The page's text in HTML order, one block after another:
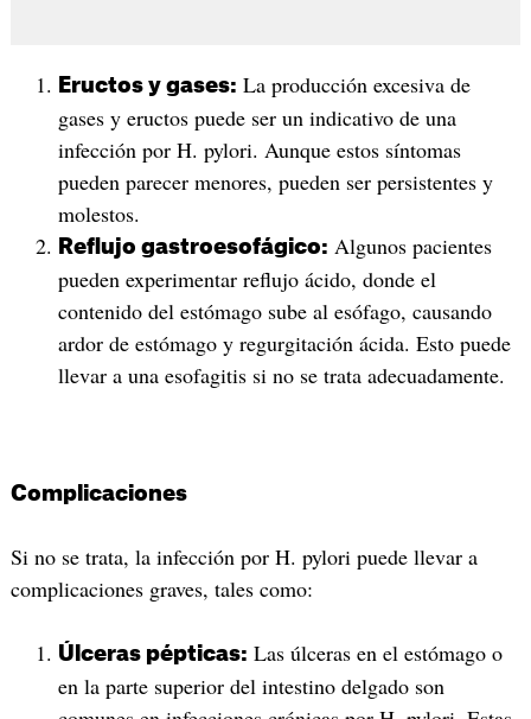
Eructos y gases: La producción excesiva de
gases y eructos puede ser un indicativo de una
infección por H. pylori. Aunque estos síntomas
pueden parecer menores, pueden ser persistentes y
molestos.
Reflujo gastroesofágico: Algunos pacientes
pueden experimentar reflujo ácido, donde el
contenido del estómago sube al esófago, causando
ardor de estómago y regurgitación ácida. Esto puede
llevar a una esofagitis si no se trata adecuadamente.
Complicaciones
Si no se trata, la infección por H. pylori puede llevar a
complicaciones graves, tales como:
Úlceras pépticas: Las úlceras en el estómago o
en la parte superior del intestino delgado son